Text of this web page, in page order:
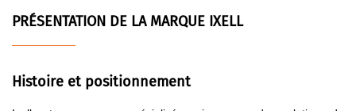
PRÉSENTATION DE LA MARQUE IXELL
Histoire et positionnement